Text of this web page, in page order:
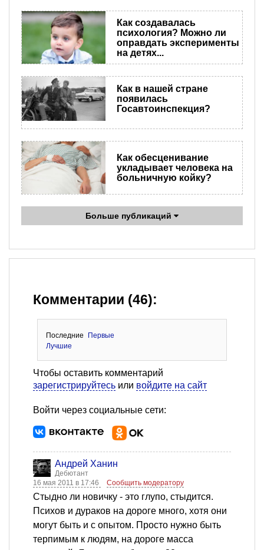
Как создавалась
психология? Можно ли
оправдать эксперименты
на детях...
Как в нашей стране
появилась
Госавтоинспекция?
Как обесценивание
укладывает человека на
больничную койку?
Больше публикаций
Комментарии (46):
Последние
Первые
Лучшие
Чтобы оставить комментарий
зарегистрируйтесь или войдите на сайт
Войти через социальные сети:
Андрей Ханин
Дебютант
16 мая 2011 в 17:46
Сообщить модератору
Стыдно ли новичку - это глупо, стыдится.
Психов и дураков на дороге много, хотя они
могут быть и с опытом. Просто нужно быть
терпимым к людям, на дороге масса